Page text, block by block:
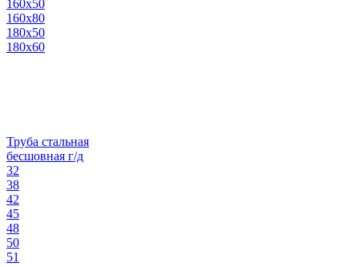
160х50
160х80
180х50
180х60
Труба стальная
бесшовная г/д
32
38
42
45
48
50
51